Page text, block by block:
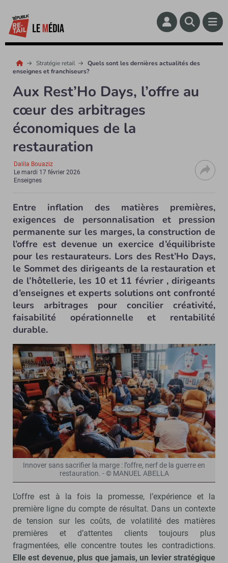
Stratégie retail
Quels sont les dernières actualités des
enseignes et franchiseurs?
Aux Rest’Ho Days, l’offre au
cœur des arbitrages
économiques de la
restauration
Dalila Bouaziz
Lemardi 17 février 2026
Enseignes
Entre inflation des matières premières,
exigences de personnalisation et pression
permanente sur les marges, la construction de
l’offre est devenue un exercice d’équilibriste
pour les restaurateurs. Lors des Rest’Ho Days,
le Sommet des dirigeants de la restauration et
de l’hôtellerie, les 10 et 11 février , dirigeants
d’enseignes et experts solutions ont confronté
leurs arbitrages pour concilier créativité,
faisabilité opérationnelle et rentabilité
durable.
Innover sans sacrifier la marge : l’offre, nerf de la guerre en
restauration. - © MANUEL ABELLA
L’offre est à la fois la promesse, l’expérience et la
première ligne du compte de résultat. Dans un contexte
de tension sur les coûts, de volatilité des matières
premières et d’attentes clients toujours plus
fragmentées, elle concentre toutes les contradictions.
Elle est devenue, plus que jamais, un levier stratégique